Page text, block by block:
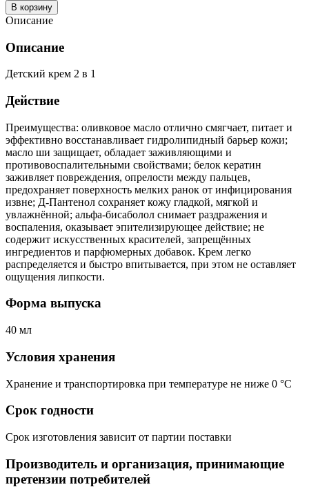
В корзину
Описание
Описание
Детский крем 2 в 1
Действие
Преимущества: оливковое масло отлично смягчает, питает и
эффективно восстанавливает гидролипидный барьер кожи;
масло ши защищает, обладает заживляющими и
противовоспалительными свойствами; белок кератин
заживляет повреждения, опрелости между пальцев,
предохраняет поверхность мелких ранок от инфицирования
извне; Д-Пантенол сохраняет кожу гладкой, мягкой и
увлажнённой; альфа-бисаболол снимает раздражения и
воспаления, оказывает эпителизирующее действие; не
содержит искусственных красителей, запрещённых
ингредиентов и парфюмерных добавок. Крем легко
распределяется и быстро впитывается, при этом не оставляет
ощущения липкости.
Форма выпуска
40 мл
Условия хранения
Хранение и транспортировка при температуре не ниже 0 °C
Срок годности
Срок изготовления зависит от партии поставки
Производитель и организация, принимающие
претензии потребителей